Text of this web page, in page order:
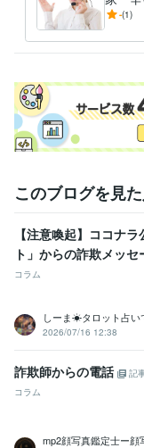
悩み
-(1)
このブログを見
【注意喚起】ココナ
ト」からの詐欺メッセ
コラム
しーま☀タロット占い
2026/07/16 12:38
詐欺師からの電話
記
コラム
mp2顔写真鑑定士ー顔